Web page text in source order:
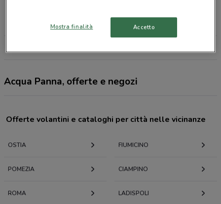
1.5 km
APERTO
Acqua Panna, offerte e negozi
Offerte volantini e cataloghi per città nelle vicinanze
OSTIA FIUMICINO
POMEZIA CIAMPINO
ROMA LADISPOLI
Mostra finalità Accetto